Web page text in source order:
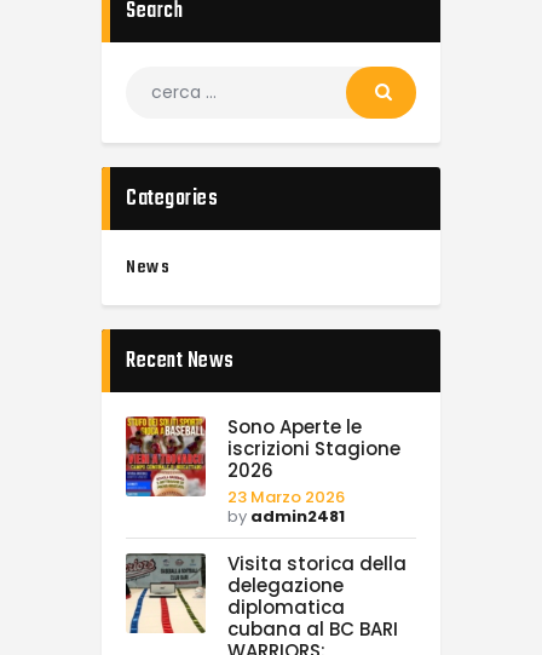
Search
Categories
News
Recent News
Sono Aperte le
iscrizioni Stagione
2026
23 Marzo 2026
by admin2481
Visita storica della
delegazione
diplomatica
cubana al BC BARI